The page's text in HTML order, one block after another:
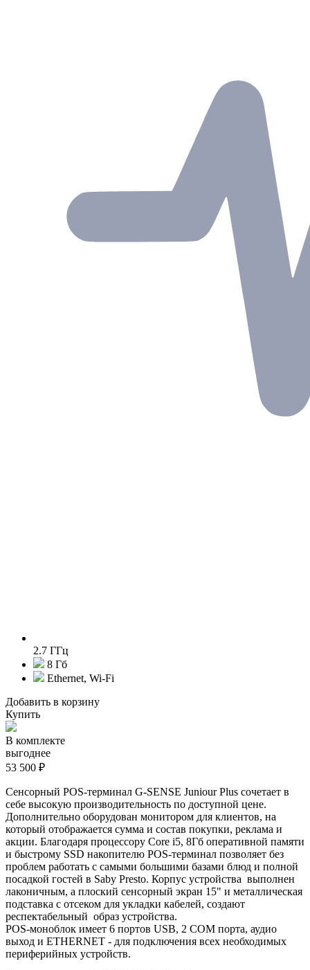
2.7 ГГц
8 Гб
Ethernet, Wi-Fi
Добавить в корзину
Купить
В комплекте
выгоднее
53 500 ₽
Сенсорный POS-терминал G-SENSE Juniour Plus сочетает в
себе высокую производительность по доступной цене.
Дополнительно оборудован монитором для клиентов, на
который отображается сумма и состав покупки, реклама и
акции. Благодаря процессору Core i5, 8Гб оперативной памяти
и быстрому SSD накопителю POS-терминал позволяет без
проблем работать с самыми большими базами блюд и полной
посадкой гостей в Saby Presto. Корпус устройства выполнен
лаконичным, а плоский сенсорный экран 15" и металлическая
подставка с отсеком для укладки кабелей, создают
респектабельный образ устройства.
POS-моноблок имеет 6 портов USB, 2 COM порта, аудио
выход и ETHERNET - для подключения всех необходимых
периферийных устройств.